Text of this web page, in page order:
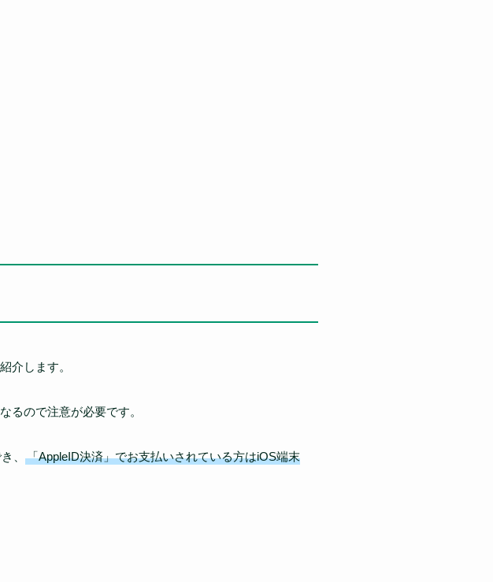
介します。
るので注意が必要です。
、
「AppleID決済」でお支払いされている方はiOS端末